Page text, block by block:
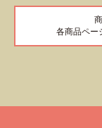
各商品ペー